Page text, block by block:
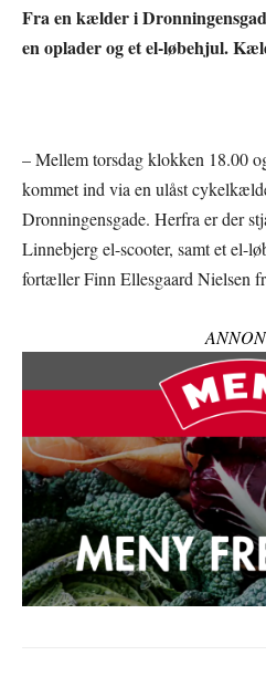
Fra en kælder i
en oplader og et el-løbehjul.
– Mellem torsdag klokken 18.00
kommet ind via en ulåst
Dronningensgade. Herfra er der
Linnebjerg el-scooter, samt et el-
fortæller Finn Ellesgaard Nielsen